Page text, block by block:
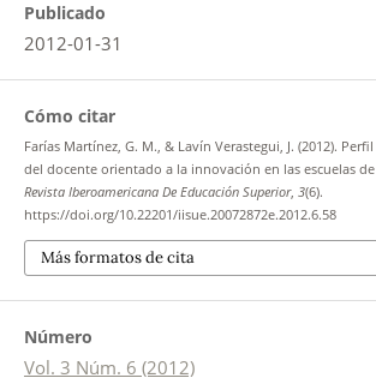
Publicado
2012-01-31
Cómo citar
Farías Martínez, G. M., & Lavín Verastegui, J. (2012).
del docente orientado a la innovación en las escuelas
Revista Iberoamericana De Educación Superior, 3(6).
https://doi.org/10.22201/iisue.20072872e.2012.6.58
Más formatos de cita
Número
Vol. 3 Núm. 6 (2012)